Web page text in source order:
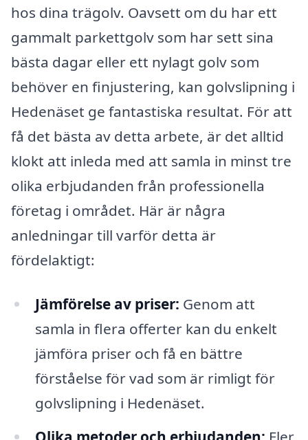
hos dina trägolv. Oavsett om du har ett
gammalt parkettgolv som har sett sina
bästa dagar eller ett nylagt golv som
behöver en finjustering, kan golvslipning i
Hedenäset ge fantastiska resultat. För att
få det bästa av detta arbete, är det alltid
klokt att inleda med att samla in minst tre
olika erbjudanden från professionella
företag i området. Här är några
anledningar till varför detta är
fördelaktigt:
Jämförelse av priser: Genom att
samla in flera offerter kan du enkelt
jämföra priser och få en bättre
förståelse för vad som är rimligt för
golvslipning i Hedenäset.